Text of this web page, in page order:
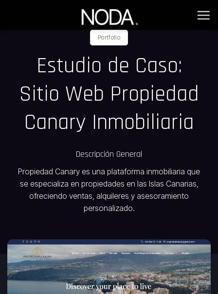
Portfolio
Estudio de Caso:
Sitio Web Propiedad
Canary Inmobiliaria
Descripción General
Propiedad Canary es una plataforma inmobiliaria que
se especializa en propiedades en las Islas Canarias,
ofreciendo ventas, alquileres y asesoramiento
personalizado.